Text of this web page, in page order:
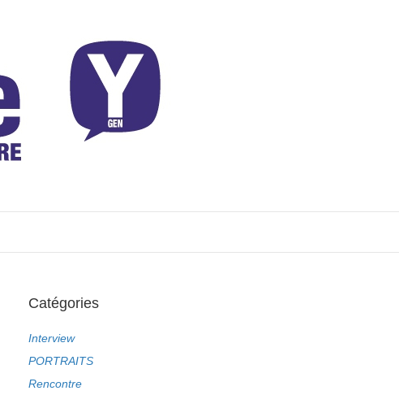
Catégories
Interview
PORTRAITS
Rencontre